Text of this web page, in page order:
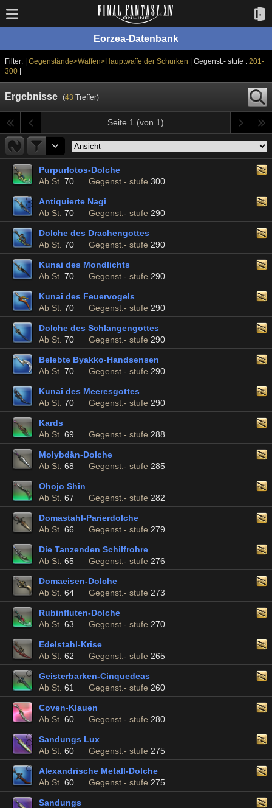
Eorzea-Datenbank
Filter: | Gegenstände>Waffen>Hauptwaffe der Schurken | Gegenst.- stufe : 201-
300|
Ergebnisse (43 Treffer)
Seite 1 (von 1)
Purpurlotos-Dolche
Ab St. 70 Gegenst.- stufe 300
Antiquierte Nagi
Ab St. 70 Gegenst.- stufe 290
Dolche des Drachengottes
Ab St. 70 Gegenst.- stufe 290
Kunai des Mondlichts
Ab St. 70 Gegenst.- stufe 290
Kunai des Feuervogels
Ab St. 70 Gegenst.- stufe 290
Dolche des Schlangengottes
Ab St. 70 Gegenst.- stufe 290
Belebte Byakko-Handsensen
Ab St. 70 Gegenst.- stufe 290
Kunai des Meeresgottes
Ab St. 70 Gegenst.- stufe 290
Kards
Ab St. 69 Gegenst.- stufe 288
Molybdän-Dolche
Ab St. 68 Gegenst.- stufe 285
Ohojo Shin
Ab St. 67 Gegenst.- stufe 282
Domastahl-Parierdolche
Ab St. 66 Gegenst.- stufe 279
Die Tanzenden Schilfrohre
Ab St. 65 Gegenst.- stufe 276
Domaeisen-Dolche
Ab St. 64 Gegenst.- stufe 273
Rubinfluten-Dolche
Ab St. 63 Gegenst.- stufe 270
Edelstahl-Krise
Ab St. 62 Gegenst.- stufe 265
Geisterbarken-Cinquedeas
Ab St. 61 Gegenst.- stufe 260
Coven-Klauen
Ab St. 60 Gegenst.- stufe 280
Sandungs Lux
Ab St. 60 Gegenst.- stufe 275
Alexandrische Metall-Dolche
Ab St. 60 Gegenst.- stufe 275
Sandungs